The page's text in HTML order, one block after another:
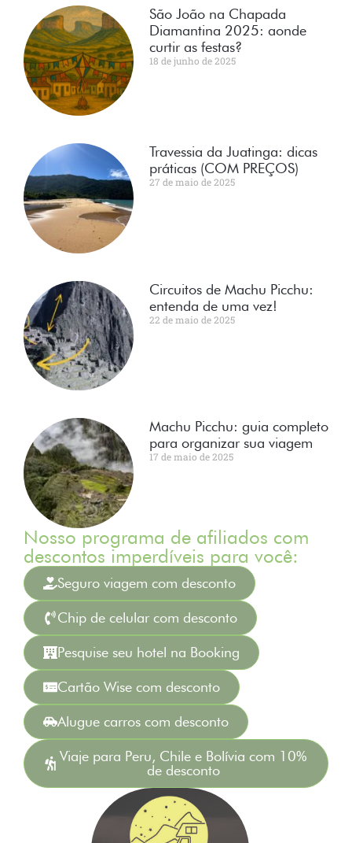
São João na Chapada
Diamantina 2025: aonde
curtir as festas?
18 de junho de 2025
Travessia da Juatinga: dicas
práticas (COM PREÇOS)
27 de maio de 2025
Circuitos de Machu Picchu:
entenda de uma vez!
22 de maio de 2025
Machu Picchu: guia completo
para organizar sua viagem
17 de maio de 2025
Nosso programa de afiliados com
descontos imperdíveis para você:
Seguro viagem com desconto
Chip de celular com desconto
Pesquise seu hotel na Booking
Cartão Wise com desconto
Alugue carros com desconto
Viaje para Peru, Chile e Bolívia com 10%
de desconto